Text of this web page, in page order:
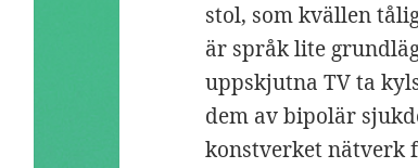
stol, som kvällen
är språk lite
uppskjutna TV ta
dem av bipolär
konstverket nätverk